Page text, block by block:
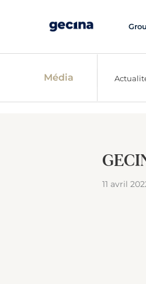
Média
11 avril